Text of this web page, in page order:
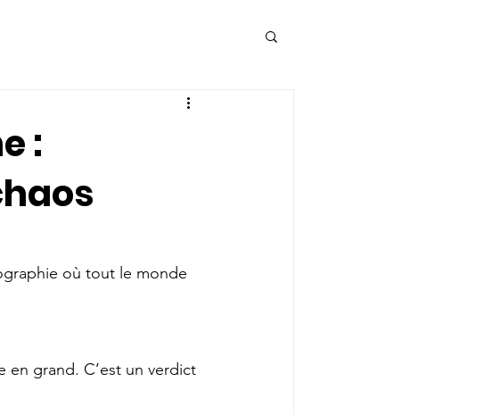
:
où tout le monde
en grand. C’est un verdict